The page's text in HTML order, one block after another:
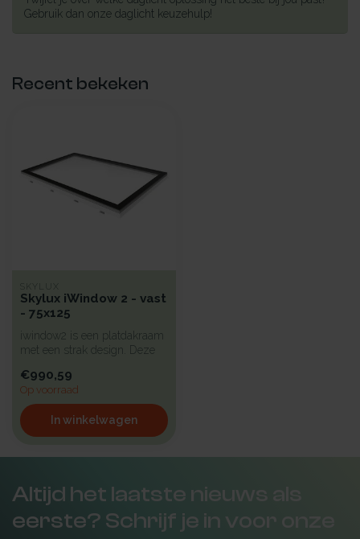
Gebruik dan onze daglicht keuzehulp!
Recent bekeken
SKYLUX
Skylux iWindow 2 - vast
- 75x125
iwindow2 is een platdakraam
met een strak design. Deze
€990,59
Op voorraad
In winkelwagen
Altijd het laatste nieuws als
eerste? Schrijf je in voor onze